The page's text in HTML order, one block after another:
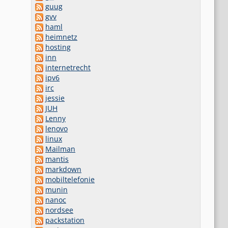
guug
gvv
haml
heimnetz
hosting
inn
internetrecht
ipv6
irc
jessie
JUH
Lenny
lenovo
linux
Mailman
mantis
markdown
mobiltelefonie
munin
nanoc
nordsee
packstation